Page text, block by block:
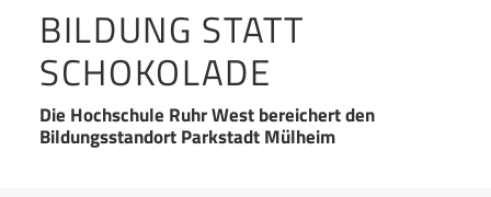
BILDUNG STATT
SCHOKOLADE
Die Hochschule Ruhr West bereichert den
Bildungsstandort Parkstadt Mülheim